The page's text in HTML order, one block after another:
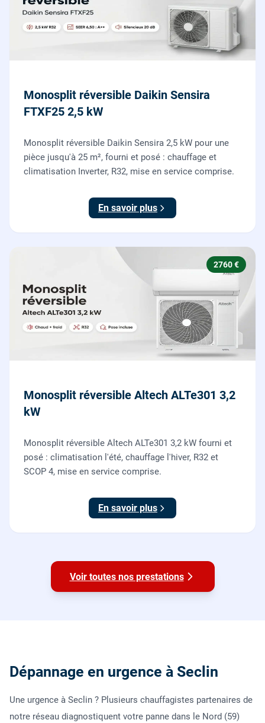
Monosplit réversible Daikin Sensira
FTXF25 2,5 kW
Monosplit réversible Daikin Sensira 2,5 kW pour une
pièce jusqu'à 25 m², fourni et posé : chauffage et
climatisation Inverter, R32, mise en service comprise.
En savoir plus
2760 €
Monosplit réversible Altech ALTe301 3,2
kW
Monosplit réversible Altech ALTe301 3,2 kW fourni et
posé : climatisation l'été, chauffage l'hiver, R32 et
SCOP 4, mise en service comprise.
En savoir plus
Voir toutes nos prestations
Dépannage en urgence à Seclin
Une urgence à Seclin ? Plusieurs chauffagistes partenaires de
notre réseau diagnostiquent votre panne dans le Nord (59)